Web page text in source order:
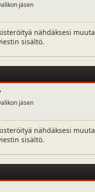
jäsen
nähdäksesi
sisältö.
jäsen
nähdäksesi
sisältö.